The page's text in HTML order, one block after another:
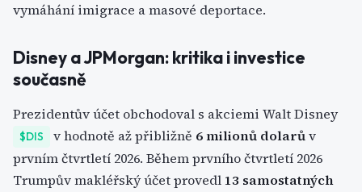
vymáhání imigrace a masové deportace.
Disney a JPMorgan: kritika i investice
současně
Prezidentův účet obchodoval s akciemi Walt Disney
$DIS v hodnotě až přibližně 6 milionů dolarův
prvním čtvrtletí 2026. Během prvního čtvrtletí 2026
Trumpův makléřský účet provedl 13 samostatných